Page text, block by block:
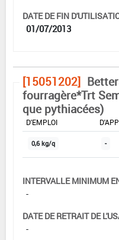
DATE DE FIN
01/07/2013
[15051202]
fourragère*Trt
que pythiacées)
DOSE MAX
D'EMPLOI
0,6 kg/q -
INTERVALLE MINIMUM
-
DATE DE RETRAIT DE
-